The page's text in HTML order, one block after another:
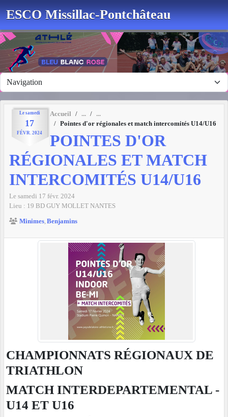
ESCO Missillac-Pontchâteau
Le samedi
17
FÉVR. 2024
Accueil
Pointes d'or régionales et match intercomités U14/U16
POINTES D'OR
RÉGIONALES ET MATCH
INTERCOMITÉS U14/U16
Le samedi 17 févr. 2024
Lieu : 19 BD GUY MOLLET NANTES
Minimes Benjamins
CHAMPIONNATS RÉGIONAUX DE
TRIATHLON
MATCH INTERDEPARTEMENTAL -
U14 ET U16